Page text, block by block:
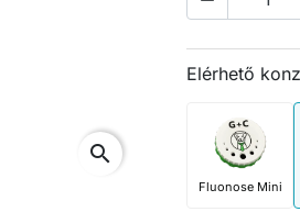
Elérhető
Fluonose Mini